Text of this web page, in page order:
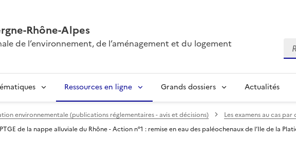
Rhône-Alpes
de l’environnement, de l’aménagement et du logement
Ressources en ligne Grands dossiers Actualités
environnementale (publications réglementaires - avis et décisions)
Les examens au cas par
de la nappe alluviale du Rhône - Action n°1 : remise en eau des paléochenaux de l’Ile de la